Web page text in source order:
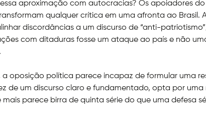
aproximação com autocracias? Os apoiadores
qualquer crítica em uma afronta ao Brasil.
discordâncias a um discurso de “anti-
com ditaduras fosse um ataque ao país e não
a oposição política parece incapaz de formular uma
de um discurso claro e fundamentado, opta por
mais parece birra de quinta série do que uma defesa